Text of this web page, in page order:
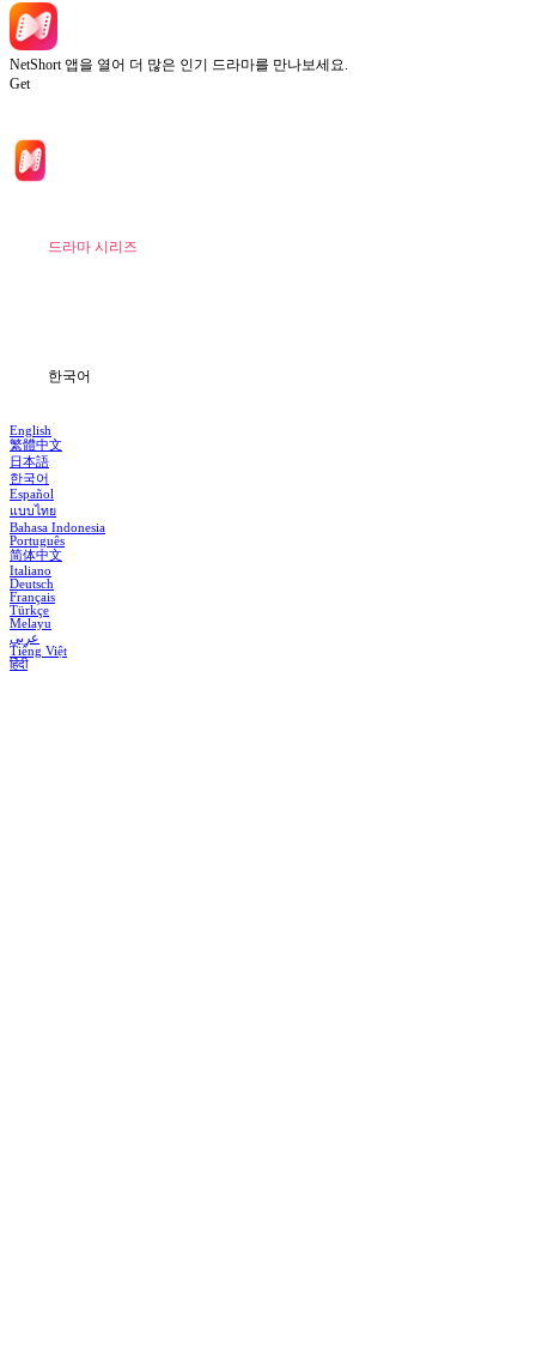
NetShort 앱을 열어 더 많은 인기 드라마를 만나보세요.
Get
드라마 시리즈
한국어
English
繁體中文
日本語
한국어
Español
แบบไทย
Bahasa Indonesia
Português
简体中文
Italiano
Deutsch
Français
Türkçe
Melayu
عربي
Tiếng Việt
हिंदी